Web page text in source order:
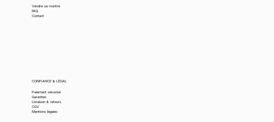
Vendre sa montre
FAQ
Contact
CONFIANCE & LÉGAL
Paiement sécurisé
Garanties
Livraison & retours
CGV
Mentions légales